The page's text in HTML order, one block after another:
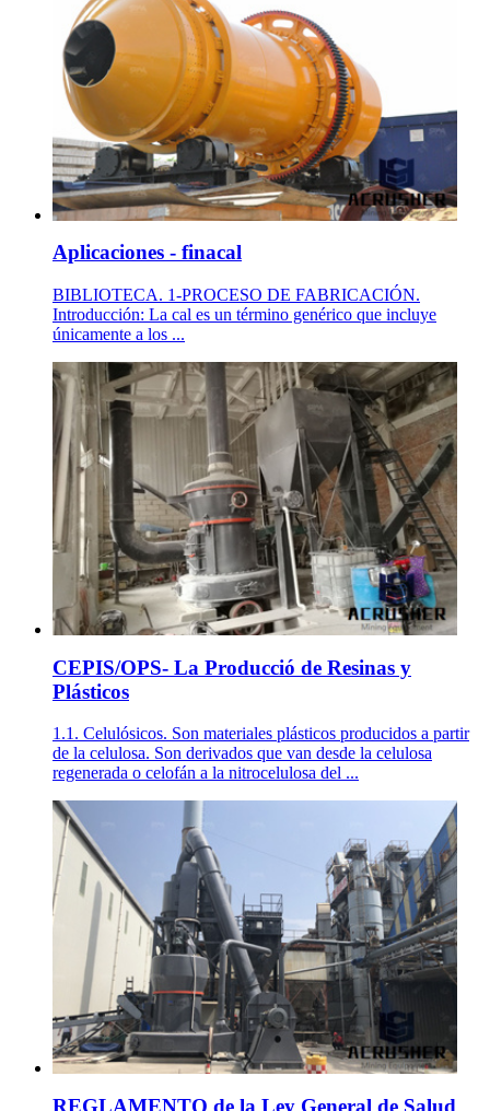
Aplicaciones - finacal
BIBLIOTECA. 1-PROCESO DE FABRICACIÓN.
Introducción: La cal es un término genérico que incluye
únicamente a los ...
CEPIS/OPS- La Producció de Resinas y
Plásticos
1.1. Celulósicos. Son materiales plásticos producidos a partir
de la celulosa. Son derivados que van desde la celulosa
regenerada o celofán a la nitrocelulosa del ...
REGLAMENTO de la Ley General de Salud